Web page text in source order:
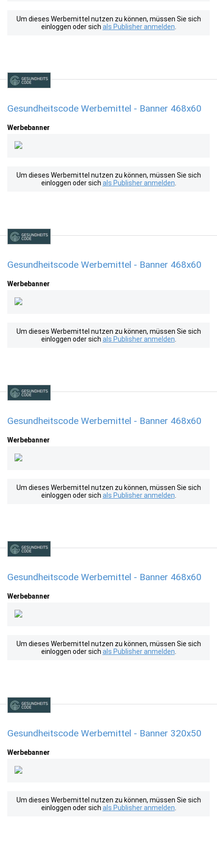
Um dieses Werbemittel nutzen zu können, müssen Sie sich
einloggen oder sich als Publisher anmelden
Gesundheitscode Werbemittel - Banner 468x60
Werbebanner
Um dieses Werbemittel nutzen zu können, müssen Sie sich
einloggen oder sich als Publisher anmelden
Gesundheitscode Werbemittel - Banner 468x60
Werbebanner
Um dieses Werbemittel nutzen zu können, müssen Sie sich
einloggen oder sich als Publisher anmelden
Gesundheitscode Werbemittel - Banner 468x60
Werbebanner
Um dieses Werbemittel nutzen zu können, müssen Sie sich
einloggen oder sich als Publisher anmelden
Gesundheitscode Werbemittel - Banner 468x60
Werbebanner
Um dieses Werbemittel nutzen zu können, müssen Sie sich
einloggen oder sich als Publisher anmelden
Gesundheitscode Werbemittel - Banner 320x50
Werbebanner
Um dieses Werbemittel nutzen zu können, müssen Sie sich
einloggen oder sich als Publisher anmelden